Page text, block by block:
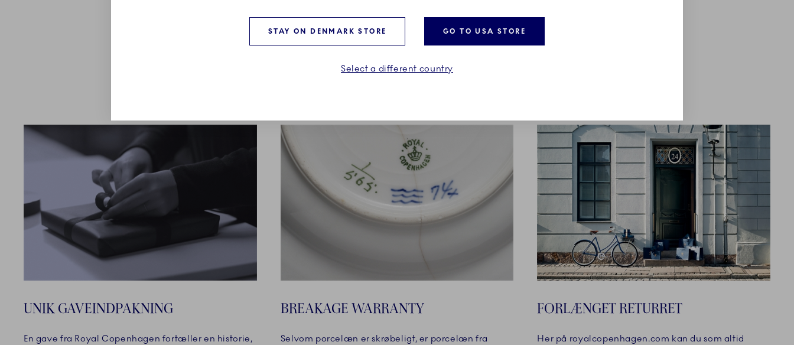
UNIK GAVEINDPAKNING
En gave fra Royal Copenhagen fortæller en historie,
BREAKAGE WARRANTY
Selvom porcelæn er skrøbeligt, er porcelæn fra
FORLÆNGET RETURRET
Her på royalcopenhagen.com kan du som altid
STAY ON DENMARK STORE GO TO USA STORE
Select a different country